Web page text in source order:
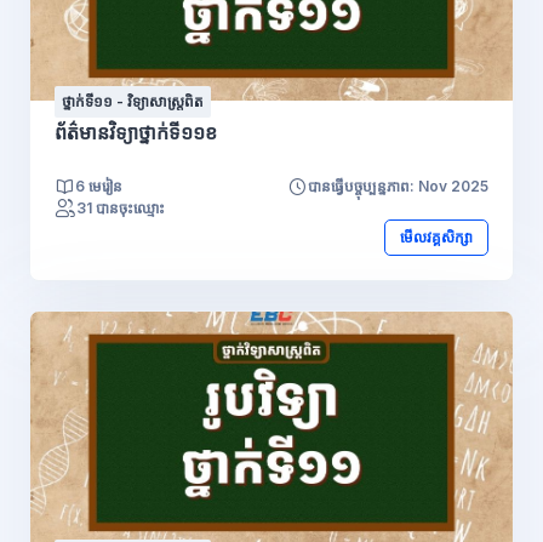
ថ្នាក់ទី១១ - វិទ្យាសាស្រ្តពិត
ព័ត៌មានវិទ្យាថ្នាក់ទី១១ខ
6 មេរៀន
បានធ្វើបច្ចុប្បន្នភាព: Nov 2025
31 បានចុះឈ្មោះ
មើលវគ្គសិក្សា